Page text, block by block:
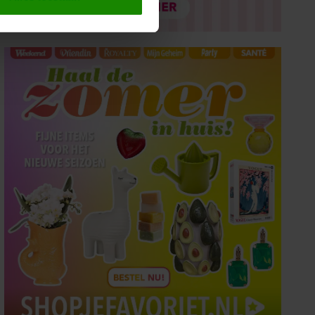
partners voor social
die u aan ze heeft
met onze cookies als u